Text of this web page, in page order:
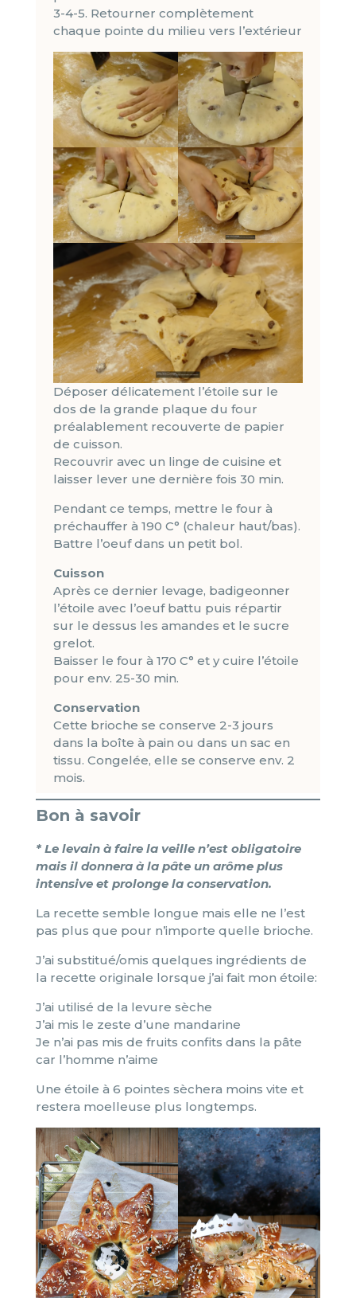
3-4-5. Retourner complètement
chaque pointe du milieu vers l’extérieur
Déposer délicatement l’étoile sur le
dos de la grande plaque du four
préalablement recouverte de papier
de cuisson.
Recouvrir avec un linge de cuisine et
laisser lever une dernière fois 30 min.
Pendant ce temps, mettre le four à
préchauffer à 190 C° (chaleur haut/bas).
Battre l’oeuf dans un petit bol.
Cuisson
Après ce dernier levage, badigeonner
l’étoile avec l’oeuf battu puis répartir
sur le dessus les amandes et le sucre
grelot.
Baisser le four à 170 C° et y cuire l’étoile
pour env. 25-30 min.
Conservation
Cette brioche se conserve 2-3 jours
dans la boîte à pain ou dans un sac en
tissu. Congelée, elle se conserve env. 2
mois.
Bon à savoir
* Le levain à faire la veille n’est obligatoire
mais il donnera à la pâte un arôme plus
intensive et prolonge la conservation.
La recette semble longue mais elle ne l’est
pas plus que pour n’importe quelle brioche.
J’ai substitué/omis quelques ingrédients de
la recette originale lorsque j’ai fait mon étoile:
J’ai utilisé de la levure sèche
J’ai mis le zeste d’une mandarine
Je n’ai pas mis de fruits confits dans la pâte
car l’homme n’aime
Une étoile à 6 pointes sèchera moins vite et
restera moelleuse plus longtemps.